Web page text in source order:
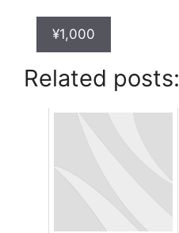
¥1,000
Related posts: